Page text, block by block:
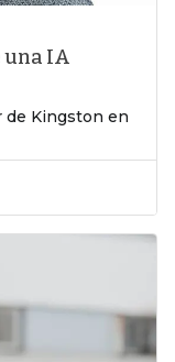
una IA
de Kingston en